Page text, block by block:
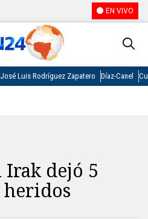
EN VIVO
José Luis Rodríguez Zapatero Díaz-Canel
dejó 5